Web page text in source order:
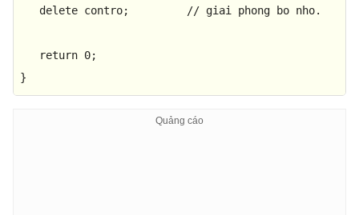
delete contro; // giai phong bo nho.
return 0;
}